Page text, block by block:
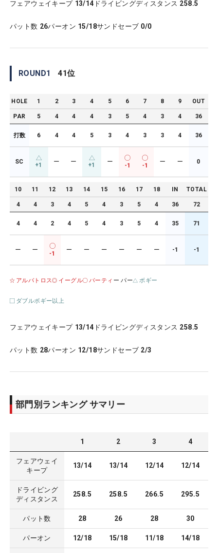
フェアウェイキープ 13/14 ドライビングディスタンス 258.5
パット数 26パーオン 15/18サンドセーブ 0/0
ROUND1 41位
HOLE 1 2 3 4 5 6 7 8 9 OUT
PAR 5 4 4 4 3 5 4 3 4 36
打数 6 4 4 5 3 4 3 3 4 36
SC +1 ー ー +1 ー
-1 -1
ー ー 0
10 11 12 13 14 15 16 17 18 IN TOTAL
4 4 3 4 5 4 3 5 4 36 72
4 4 2 4 5 4 3 5 4 35 71
ー ー
-1
ー ー ー ー ー ー -1 -1
アルバトロス イーグル バーティ ー パー ボギー
ダブルボギー以上
フェアウェイキープ 13/14 ドライビングディスタンス 258.5
パット数 28パーオン 12/18サンドセーブ 2/3
部門別ランキング サマリー
1 2 3 4
フェアウェイ
キープ
13/14 13/14 12/14 12/14
ドライビング
ディスタンス
258.5 258.5 266.5 295.5
パット数 28 26 28 30
パーオン 12/18 15/18 11/18 14/18